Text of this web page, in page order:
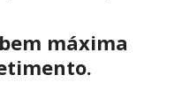
máxima